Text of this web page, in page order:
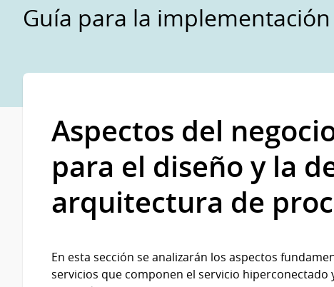
Guía para la
Aspectos del
para el diseño y la
arquitectura de
En esta sección se analizarán los aspectos
servicios que componen el servicio